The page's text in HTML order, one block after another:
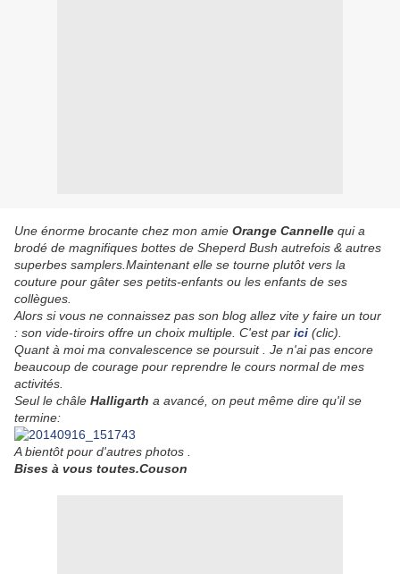
Une énorme brocante chez mon amie Orange Cannelle qui a
brodé de magnifiques bottes de Sheperd Bush autrefois & autres
superbes samplers.Maintenant elle se tourne plutôt vers la
couture pour gâter ses petits-enfants ou les enfants de ses
collègues.
Alors si vous ne connaissez pas son blog allez vite y faire un tour
: son vide-tiroirs offre un choix multiple. C'est par ici (clic).
Quant à moi ma convalescence se poursuit . Je n'ai pas encore
beaucoup de courage pour reprendre le cours normal de mes
activités.
Seul le châle Halligarth a avancé, on peut même dire qu'il se
termine:
A bientôt pour d'autres photos .
Bises à vous toutes.Couson